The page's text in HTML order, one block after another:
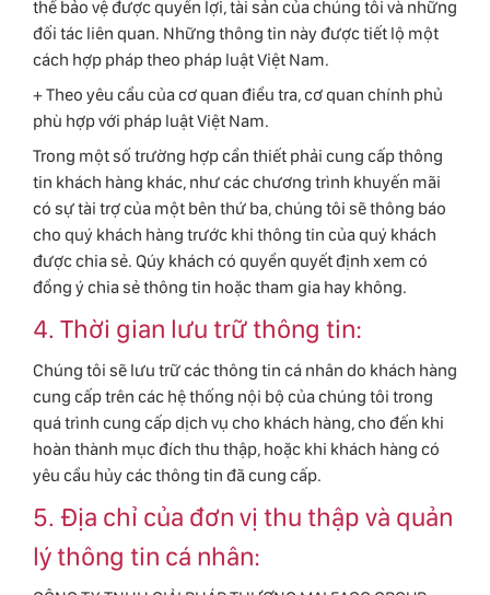
thể bảo vệ được quyền lợi, tài sản của chúng tôi và những
đối tác liên quan. Những thông tin này được tiết lộ một
cách hợp pháp theo pháp luật Việt Nam.
+ Theo yêu cầu của cơ quan điều tra, cơ quan chính phủ
phù hợp với pháp luật Việt Nam.
Trong một số trường hợp cần thiết phải cung cấp thông
tin khách hàng khác, như các chương trình khuyến mãi
có sự tài trợ của một bên thứ ba, chúng tôi sẽ thông báo
cho quý khách hàng trước khi thông tin của quý khách
được chia sẻ. Qúy khách có quyền quyết định xem có
đồng ý chia sẻ thông tin hoặc tham gia hay không.
4. Thời gian lưu trữ thông tin:
Chúng tôi sẽ lưu trữ các thông tin cá nhân do khách hàng
cung cấp trên các hệ thống nội bộ của chúng tôi trong
quá trình cung cấp dịch vụ cho khách hàng, cho đến khi
hoàn thành mục đích thu thập, hoặc khi khách hàng có
yêu cầu hủy các thông tin đã cung cấp.
5. Địa chỉ của đơn vị thu thập và quản
lý thông tin cá nhân: